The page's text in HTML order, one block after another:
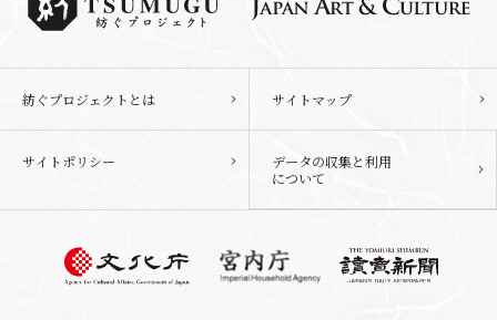
紡ぐプロジェクトとは サイトマップ
サイトポリシー
データの収集と利用
について